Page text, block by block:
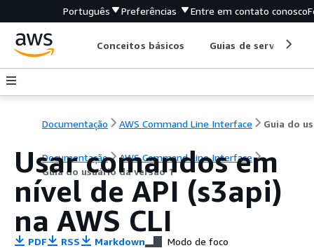
Português Preferências Entre em contato conosco
Conceitos básicos Guias de serviço
Documentação AWS Command Line Interface
Documentação
AWS Command Line Interface
Guia do usuário da versão 1
Usar comandos em
nível de API (s3api)
na AWS CLI
PDF RSS Markdown Modo de foco